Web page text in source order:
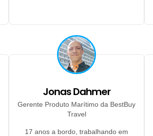
abrange desde os cruzeiros marítimos
mais tradicionais até os roteiros
exclusivos em navios fluviais, o que
garantiu à empresa a capacidade de
oferecer consultoria especializada,
produtos diferenciados e experiências
integra o Conselho Administrativo da
empresa, contribuindo ativamente
com sua experiência estratégica e
Jonas Dahmer
Gerente Produto Marítimo da BestBuy
Travel
17 anos a bordo, trabalhando em